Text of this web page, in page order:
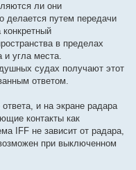
ли они
путем передачи
конкретный
в пределах
и угла места.
судах получают этот
ответом.
и на экране радара
контакты как
IFF не зависит от радара,
при выключенном